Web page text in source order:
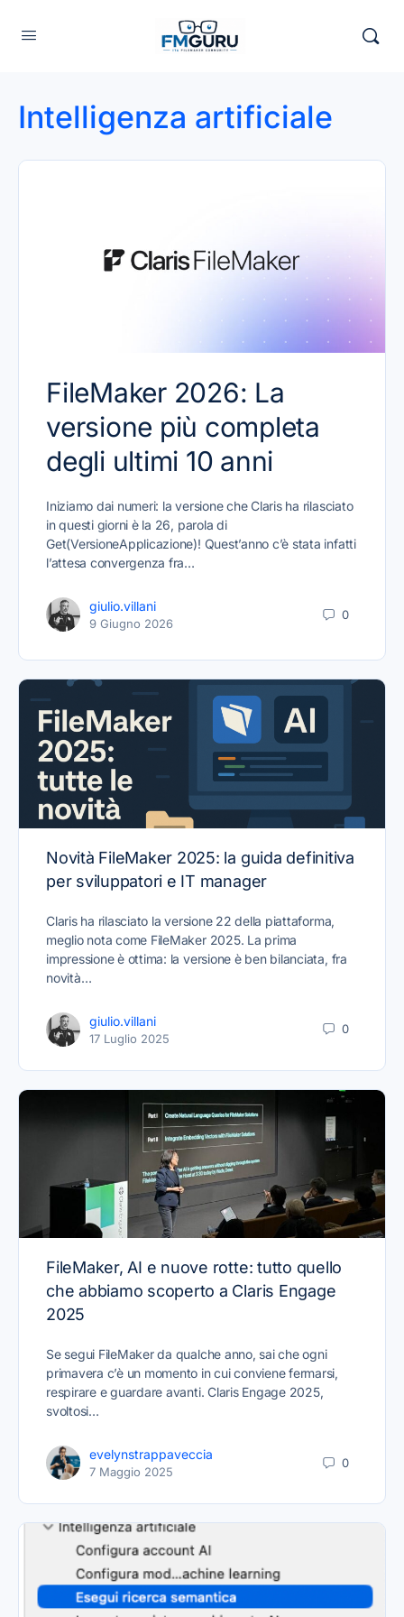
Intelligenza artificiale
FileMaker 2026: La
versione più completa
degli ultimi 10 anni
Iniziamo dai numeri: la versione che Claris ha rilasciato
in questi giorni è la 26, parola di
Get(VersioneApplicazione)! Quest’anno c’è stata infatti
l’attesa convergenza fra…
giulio.villani
9 Giugno 2026
0
Novità FileMaker 2025: la guida definitiva
per sviluppatori e IT manager
Claris ha rilasciato la versione 22 della piattaforma,
meglio nota come FileMaker 2025. La prima
impressione è ottima: la versione è ben bilanciata, fra
novità…
giulio.villani
17 Luglio 2025
0
FileMaker, AI e nuove rotte: tutto quello
che abbiamo scoperto a Claris Engage
2025
Se segui FileMaker da qualche anno, sai che ogni
primavera c’è un momento in cui conviene fermarsi,
respirare e guardare avanti. Claris Engage 2025,
svoltosi…
evelynstrappaveccia
7 Maggio 2025
0